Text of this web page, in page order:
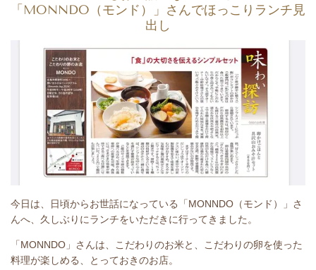
「MONNDO（モンド）」さんでほっこりランチ見
出し
今日は、日頃からお世話になっている「MONNDO（モンド）」さ
んへ、久しぶりにランチをいただきに行ってきました。
「MONNDO」さんは、こだわりのお米と、こだわりの卵を使った
料理が楽しめる、とっておきのお店。